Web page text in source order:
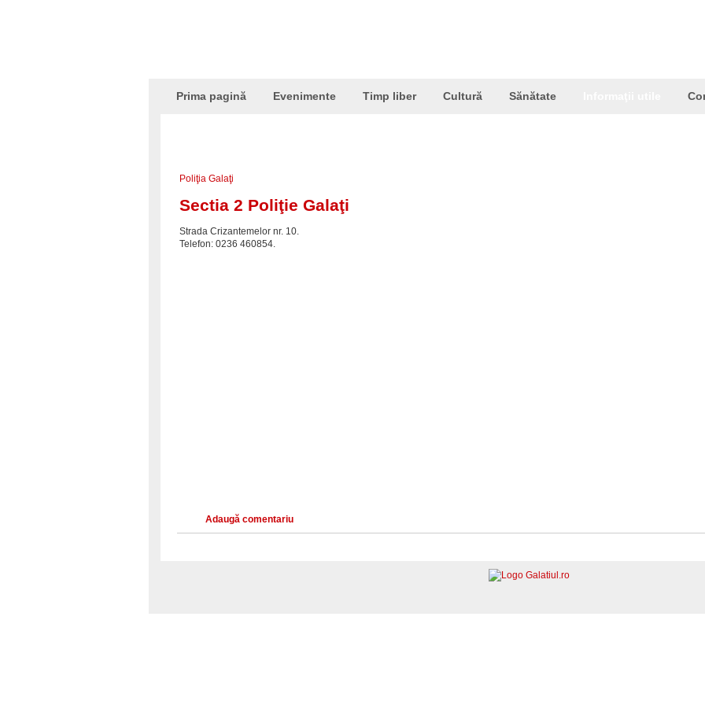
Prima pagină Evenimente Timp liber Cultură Sănătate
Poliţia Galaţi
Sectia 2 Poliţie Galaţi
Strada Crizantemelor nr. 10.
Telefon: 0236 460854.
Adaugă comentariu